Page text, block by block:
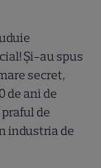
Și-au spus
secret,
de ani de
de
industria de